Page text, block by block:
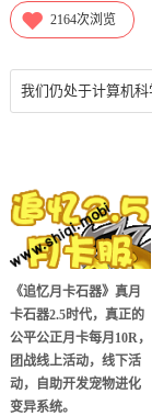
2164次浏览
《追忆月卡石器》真月
卡石器2.5时代，真正的
公平公正月卡每月10R，
团战线上活动，线下活
动，自助开发宠物进化
变异系统。